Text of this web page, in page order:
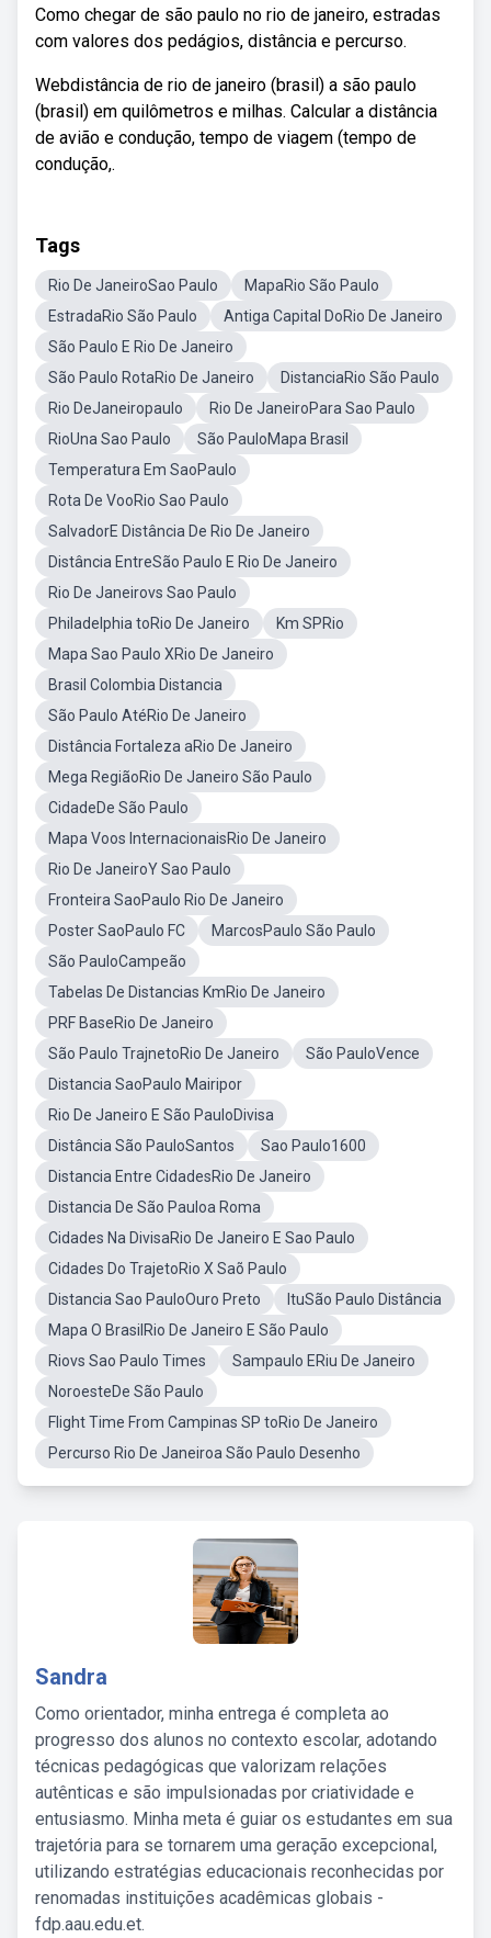
Como chegar de são paulo no rio de janeiro, estradas
com valores dos pedágios, distância e percurso.
Webdistância de rio de janeiro (brasil) a são paulo
(brasil) em quilômetros e milhas. Calcular a distância
de avião e condução, tempo de viagem (tempo de
condução,.
Tags
Rio De JaneiroSao Paulo
MapaRio São Paulo
EstradaRio São Paulo
Antiga Capital DoRio De Janeiro
São Paulo E Rio De Janeiro
São Paulo RotaRio De Janeiro
DistanciaRio São Paulo
Rio DeJaneiropaulo
Rio De JaneiroPara Sao Paulo
RioUna Sao Paulo
São PauloMapa Brasil
Temperatura Em SaoPaulo
Rota De VooRio Sao Paulo
SalvadorE Distância De Rio De Janeiro
Distância EntreSão Paulo E Rio De Janeiro
Rio De Janeirovs Sao Paulo
Philadelphia toRio De Janeiro
Km SPRio
Mapa Sao Paulo XRio De Janeiro
Brasil Colombia Distancia
São Paulo AtéRio De Janeiro
Distância Fortaleza aRio De Janeiro
Mega RegiãoRio De Janeiro São Paulo
CidadeDe São Paulo
Mapa Voos InternacionaisRio De Janeiro
Rio De JaneiroY Sao Paulo
Fronteira SaoPaulo Rio De Janeiro
Poster SaoPaulo FC
MarcosPaulo São Paulo
São PauloCampeão
Tabelas De Distancias KmRio De Janeiro
PRF BaseRio De Janeiro
São Paulo TrajnetoRio De Janeiro
São PauloVence
Distancia SaoPaulo Mairipor
Rio De Janeiro E São PauloDivisa
Distância São PauloSantos
Sao Paulo1600
Distancia Entre CidadesRio De Janeiro
Distancia De São Pauloa Roma
Cidades Na DivisaRio De Janeiro E Sao Paulo
Cidades Do TrajetoRio X Saõ Paulo
Distancia Sao PauloOuro Preto
ItuSão Paulo Distância
Mapa O BrasilRio De Janeiro E São Paulo
Riovs Sao Paulo Times
Sampaulo ERiu De Janeiro
NoroesteDe São Paulo
Flight Time From Campinas SP toRio De Janeiro
Percurso Rio De Janeiroa São Paulo Desenho
Sandra
Como orientador, minha entrega é completa ao
progresso dos alunos no contexto escolar, adotando
técnicas pedagógicas que valorizam relações
autênticas e são impulsionadas por criatividade e
entusiasmo. Minha meta é guiar os estudantes em sua
trajetória para se tornarem uma geração excepcional,
utilizando estratégias educacionais reconhecidas por
renomadas instituições acadêmicas globais -
fdp.aau.edu.et.